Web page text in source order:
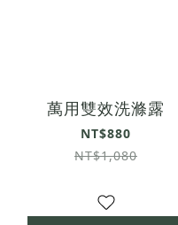
萬用雙效洗滌露
NT$880
NT$1,080